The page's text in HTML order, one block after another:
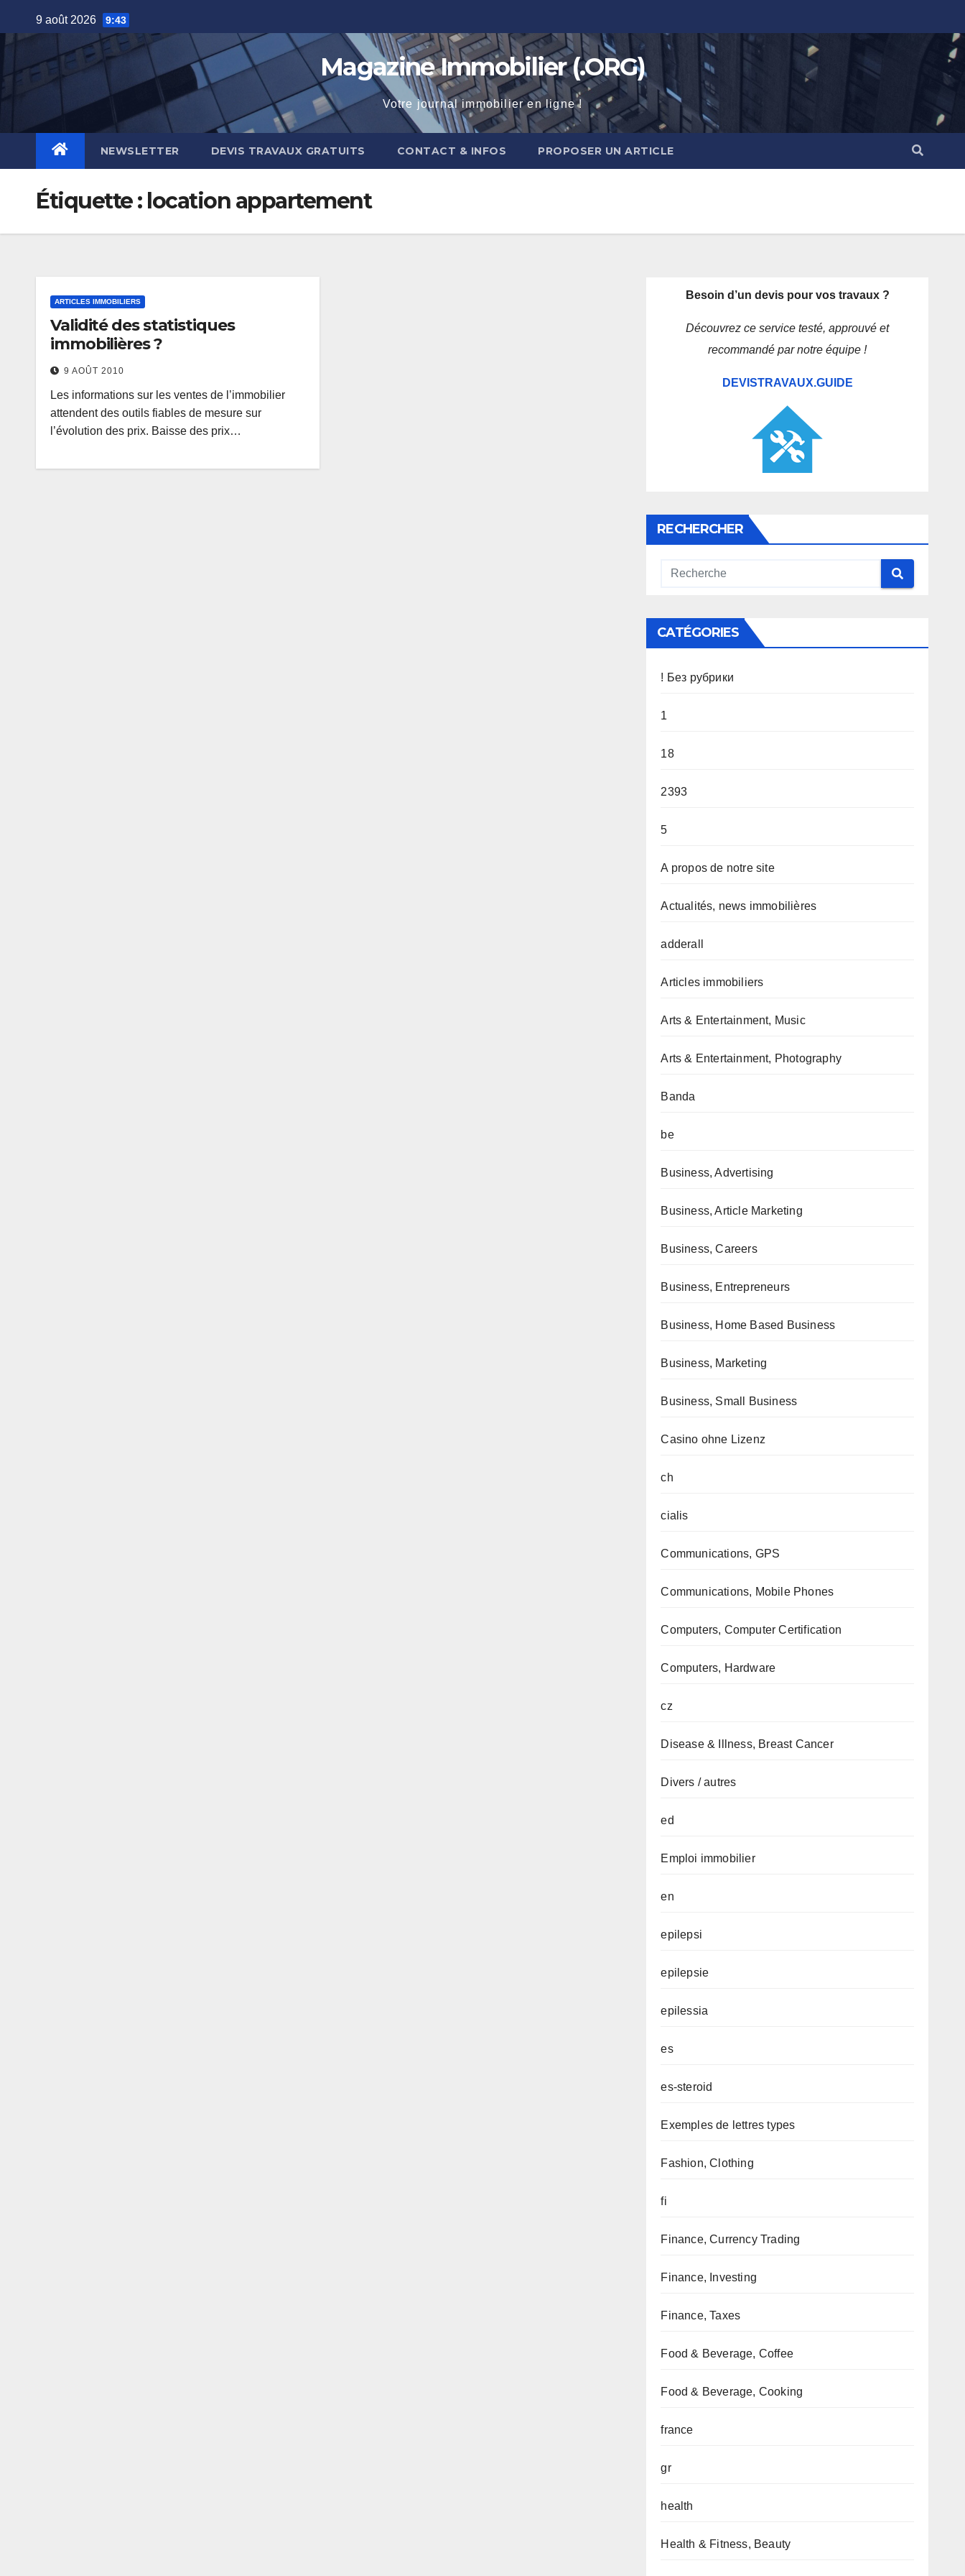
to
9 août 2026 9:43
Magazine Immobilier (.ORG)
Votre journal immobilier en ligne !
NEWSLETTER DEVIS TRAVAUX GRATUITS CONTACT & INFOS PROPOSER UN ARTICLE
Étiquette : location appartement
ARTICLES IMMOBILIERS
Validité des statistiques
immobilières ?
9 AOÛT 2010
Les informations sur les ventes de l’immobilier
attendent des outils fiables de mesure sur
l’évolution des prix. Baisse des prix…
Besoin d’un devis pour vos travaux ?
Découvrez ce service testé, approuvé et
recommandé par notre équipe !
DEVISTRAVAUX.GUIDE
RECHERCHER
CATÉGORIES
! Без рубрики
1
18
2393
5
A propos de notre site
Actualités, news immobilières
adderall
Articles immobiliers
Arts & Entertainment, Music
Arts & Entertainment, Photography
Banda
be
Business, Advertising
Business, Article Marketing
Business, Careers
Business, Entrepreneurs
Business, Home Based Business
Business, Marketing
Business, Small Business
Casino ohne Lizenz
ch
cialis
Communications, GPS
Communications, Mobile Phones
Computers, Computer Certification
Computers, Hardware
cz
Disease & Illness, Breast Cancer
Divers / autres
ed
Emploi immobilier
en
epilepsi
epilepsie
epilessia
es
es-steroid
Exemples de lettres types
Fashion, Clothing
fi
Finance, Currency Trading
Finance, Investing
Finance, Taxes
Food & Beverage, Coffee
Food & Beverage, Cooking
france
gr
health
Health & Fitness, Beauty